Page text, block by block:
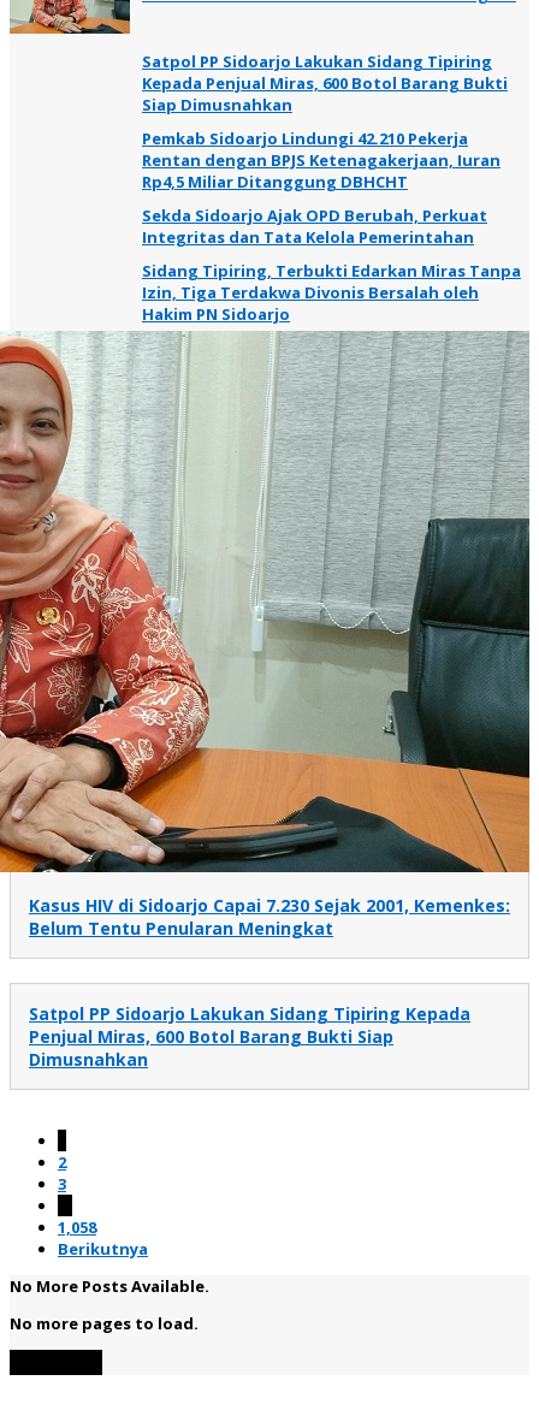
Satpol PP Sidoarjo Lakukan Sidang Tipiring
Kepada Penjual Miras, 600 Botol Barang Bukti
Siap Dimusnahkan
Pemkab Sidoarjo Lindungi 42.210 Pekerja
Rentan dengan BPJS Ketenagakerjaan, Iuran
Rp4,5 Miliar Ditanggung DBHCHT
Sekda Sidoarjo Ajak OPD Berubah, Perkuat
Integritas dan Tata Kelola Pemerintahan
Sidang Tipiring, Terbukti Edarkan Miras Tanpa
Izin, Tiga Terdakwa Divonis Bersalah oleh
Hakim PN Sidoarjo
Kasus HIV di Sidoarjo Capai 7.230 Sejak 2001, Kemenkes:
Belum Tentu Penularan Meningkat
Satpol PP Sidoarjo Lakukan Sidang Tipiring Kepada
Penjual Miras, 600 Botol Barang Bukti Siap
Dimusnahkan
2
3
1,058
Berikutnya
No More Posts Available.
No more pages to load.